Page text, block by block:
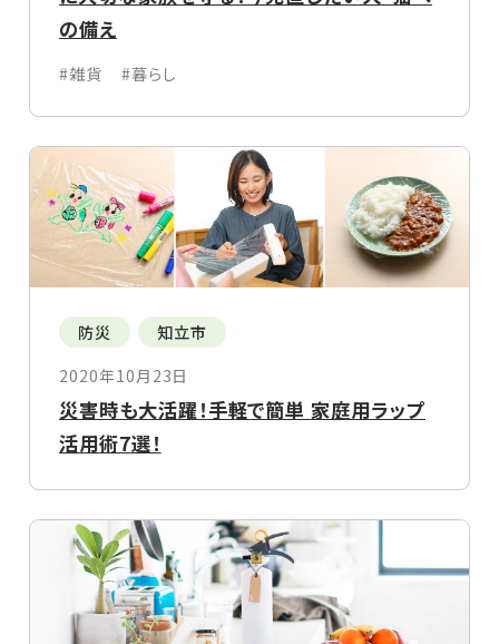
の備え
#雑貨 #暮らし
防災
知立市
2020年10月23日
災害時も大活躍！手軽で簡単 家庭用ラップ
活用術7選！